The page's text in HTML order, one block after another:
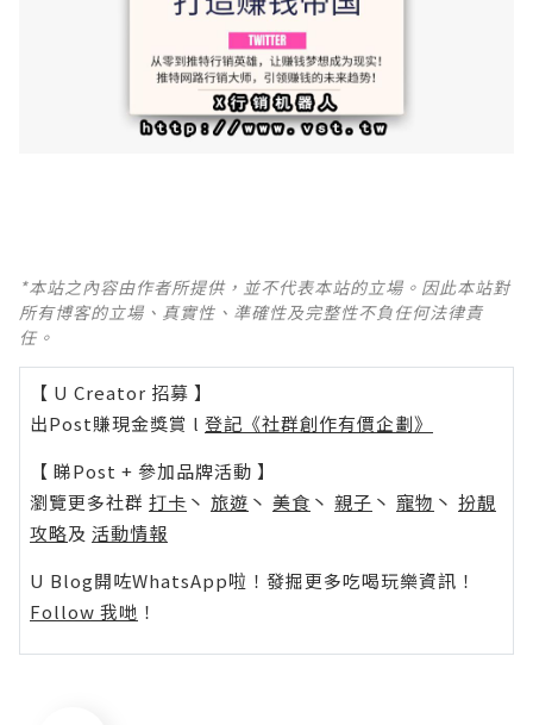
*本站之內容由作者所提供，並不代表本站的立場。因此本站對
所有博客的立場、真實性、準確性及完整性不負任何法律責
任。
【 U Creator 招募 】
出Post賺現金獎賞 l 登記《社群創作有價企劃》
【 睇Post + 參加品牌活動 】
瀏覽更多社群 打卡 丶 旅遊 丶 美食 丶 親子 丶 寵物 丶 扮靚
攻略及 活動情報
U Blog開咗WhatsApp啦！發掘更多吃喝玩樂資訊！
Follow 我哋 ！